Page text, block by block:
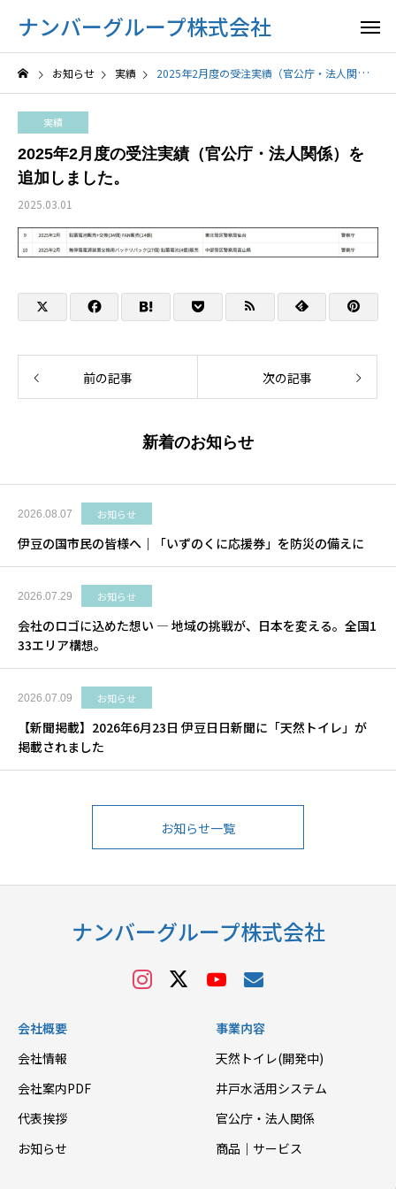
ナンバーグループ株式会社
お知らせ 実績 2025年2月度の受注実績（官公庁・法人関係）を追加しました。
実績
2025年2月度の受注実績（官公庁・法人関係）を
追加しました。
2025.03.01
前の記事 次の記事
新着のお知らせ
2026.08.07 お知らせ
伊豆の国市民の皆様へ｜「いずのくに応援券」を防災の備えに
2026.07.29 お知らせ
会社のロゴに込めた想い ― 地域の挑戦が、日本を変える。全国1
33エリア構想。
2026.07.09 お知らせ
【新聞掲載】2026年6月23日 伊豆日日新聞に「天然トイレ」が
掲載されました
お知らせ一覧
ナンバーグループ株式会社
会社概要
会社情報
会社案内PDF
代表挨拶
お知らせ
事業内容
天然トイレ(開発中)
井戸水活用システム
官公庁・法人関係
商品｜サービス